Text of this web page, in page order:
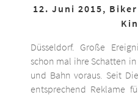
12. Juni 2015,
Düsseldorf. Große
schon mal ihre Schatten
und Bahn voraus. Seit
entsprechend Reklame